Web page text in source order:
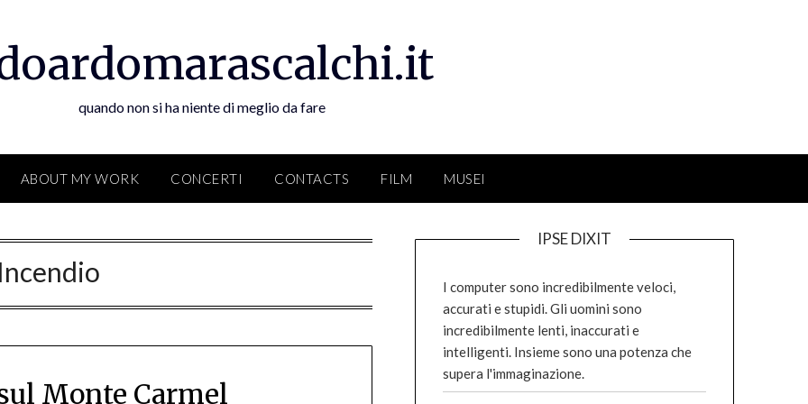
quando non si ha niente di meglio da fare
ABOUT MY WORK CONCERTI CONTACTS FILM MUSEI
Incendio
Monte Carmel
IPSE DIXIT
I computer sono incredibilmente veloci,
accurati e stupidi. Gli uomini sono
incredibilmente lenti, inaccurati e
intelligenti. Insieme sono una potenza che
supera l'immaginazione.